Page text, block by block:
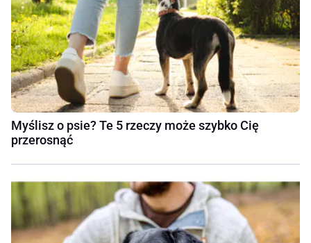
Myślisz o psie? Te 5 rzeczy może szybko Cię
przerosnąć